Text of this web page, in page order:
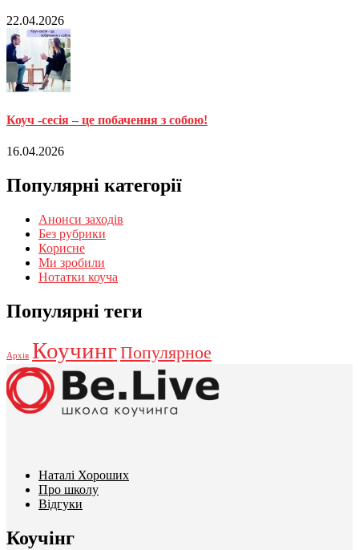
22.04.2026
Коуч -сесія – це побачення з собою!
16.04.2026
Популярні категорії
Анонси заходів
Без рубрики
Корисне
Ми зробили
Нотатки коуча
Популярні теги
Архів КоучингПопулярное
Наталі Хороших
Про школу
Відгуки
Коучінг